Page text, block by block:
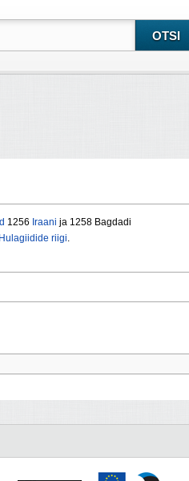
1256 Iraani ja 1258 Bagdadi
Hulagiidide riigi.